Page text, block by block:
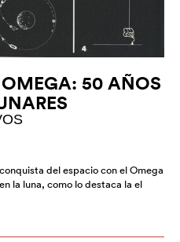
50 AÑOS
del espacio con el Omega
la luna, como lo destaca la el